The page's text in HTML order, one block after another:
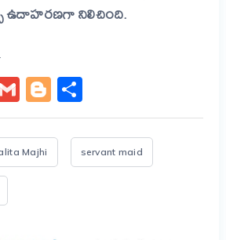
ఉదాహరణగా నిలిచింది.
GmailBlogger
Share
Majhi servant maid